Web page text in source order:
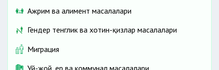
Ажрим ва алимент масалалари
Гендер тенглик ва хотин-қизлар масалалари
Миграция